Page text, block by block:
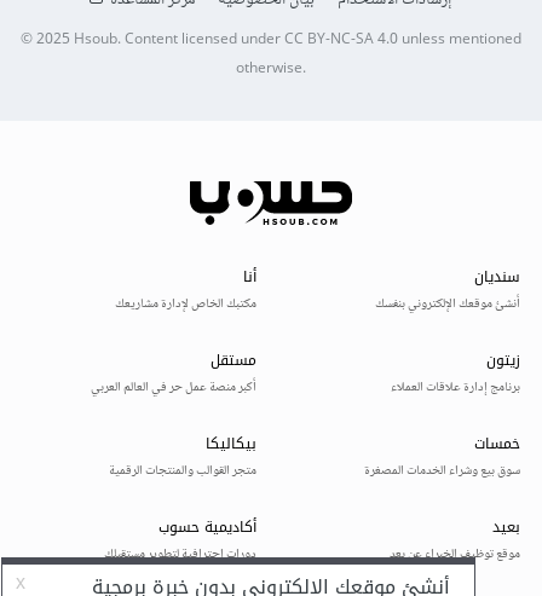
© 2025Hsoub.Content licensed underCC BY-NC-SA 4.0unless mentioned
otherwise.